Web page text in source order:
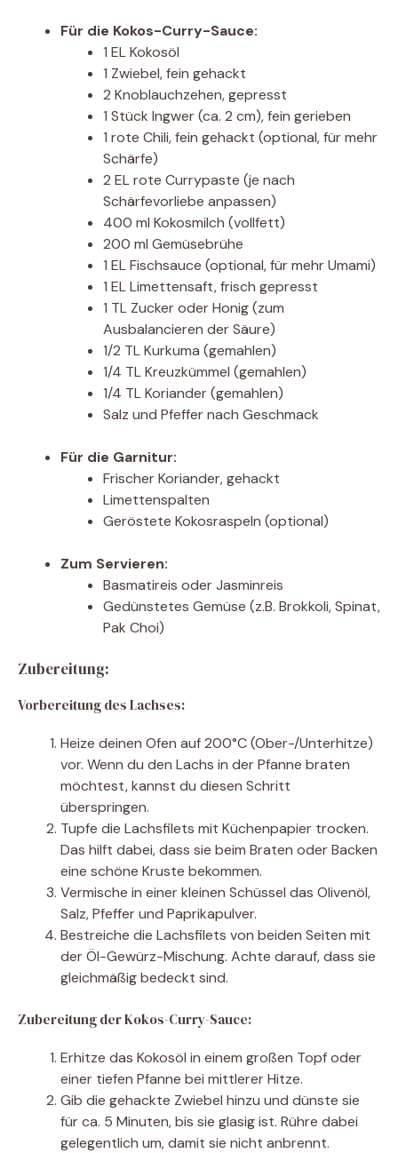
Für die Kokos-Curry-Sauce:
1 EL Kokosöl
1 Zwiebel, fein gehackt
2 Knoblauchzehen, gepresst
1 Stück Ingwer (ca. 2 cm), fein gerieben
1 rote Chili, fein gehackt (optional, für mehr
Schärfe)
2 EL rote Currypaste (je nach
Schärfevorliebe anpassen)
400 ml Kokosmilch (vollfett)
200 ml Gemüsebrühe
1 EL Fischsauce (optional, für mehr Umami)
1 EL Limettensaft, frisch gepresst
1 TL Zucker oder Honig (zum
Ausbalancieren der Säure)
1/2 TL Kurkuma (gemahlen)
1/4 TL Kreuzkümmel (gemahlen)
1/4 TL Koriander (gemahlen)
Salz und Pfeffer nach Geschmack
Für die Garnitur:
Frischer Koriander, gehackt
Limettenspalten
Geröstete Kokosraspeln (optional)
Zum Servieren:
Basmatireis oder Jasminreis
Gedünstetes Gemüse (z.B. Brokkoli, Spinat,
Pak Choi)
Zubereitung:
Vorbereitung des Lachses:
Heize deinen Ofen auf 200°C (Ober-/Unterhitze)
vor. Wenn du den Lachs in der Pfanne braten
möchtest, kannst du diesen Schritt
überspringen.
Tupfe die Lachsfilets mit Küchenpapier trocken.
Das hilft dabei, dass sie beim Braten oder Backen
eine schöne Kruste bekommen.
Vermische in einer kleinen Schüssel das Olivenöl,
Salz, Pfeffer und Paprikapulver.
Bestreiche die Lachsfilets von beiden Seiten mit
der Öl-Gewürz-Mischung. Achte darauf, dass sie
gleichmäßig bedeckt sind.
Zubereitung der Kokos-Curry-Sauce:
Erhitze das Kokosöl in einem großen Topf oder
einer tiefen Pfanne bei mittlerer Hitze.
Gib die gehackte Zwiebel hinzu und dünste sie
für ca. 5 Minuten, bis sie glasig ist. Rühre dabei
gelegentlich um, damit sie nicht anbrennt.